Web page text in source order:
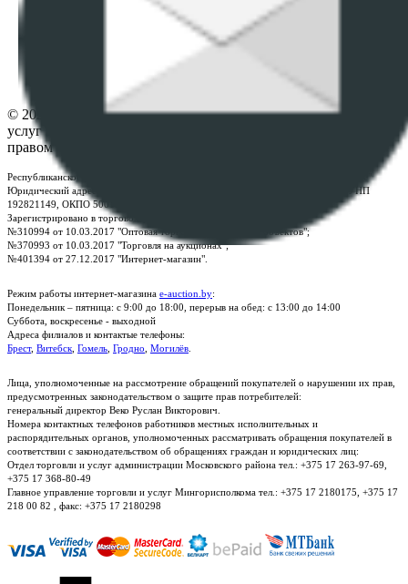
ПОЛОЖЕНИЕ О ПОЛИТИКЕ ОБРАБОТКИ COOKIE-
Настройки cookie-файлов
© 2026 Республиканское унитарное предприятие по оказанию
услуг "БелЮрОбеспечение" - Все права защищены авторским
правом
Республиканское унитарное предприятие по оказанию услуг "БелЮрОбеспечение"
Юридический адрес: г. Минск, пр-т. Дзержинского, 1Б, e-mail:
, УНП
192821149, ОКПО 500111895000
Зарегистрировано в торговом реестре Республики Беларусь:
№310994 от 10.03.2017 "Оптовая торговля без торговых объектов";
№370993 от 10.03.2017 "Торговля на аукционах";
№401394 от 27.12.2017 "Интернет-магазин".
Режим работы интернет-магазина e-auction.by:
Понедельник – пятница: с 9:00 до 18:00, перерыв на обед: с 13:00 до 14:00
Суббота, воскресенье - выходной
Адреса филиалов и контактые телефоны:
Брест, Витебск Гомель Гродно Могилёв
Лица, уполномоченные на рассмотрение обращений покупателей о нарушении их прав,
предусмотренных законодательством о защите прав потребителей:
генеральный директор Веко Руслан Викторович.
Номера контактных телефонов работников местных исполнительных и
распорядительных органов, уполномоченных рассматривать обращения покупателей в
соответствии с законодательством об обращениях граждан и юридических лиц:
Отдел торговли и услуг администрации Московского района тел.: +375 17 263-97-69,
+375 17 368-80-49
Главное управление торговли и услуг Мингорисполкома тел.: +375 17 2180175, +375 17
218 00 82 , факс: +375 17 2180298